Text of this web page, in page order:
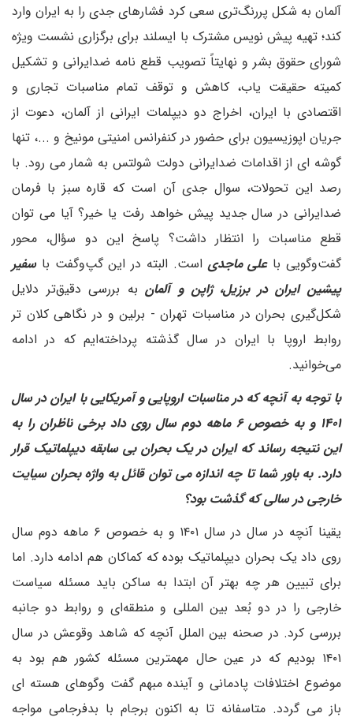
آلمان به شکل پررنگ‌تری سعی کرد فشارهای جدی را به ایران وارد
کند؛ تهیه پیش نویس مشترک با ایسلند برای برگزاری نشست ویژه
شورای حقوق بشر و نهایتاً تصویب قطع نامه ضدایرانی و تشکیل
کمیته حقیقت یاب، کاهش و توقف تمام مناسبات تجاری و
اقتصادی با ایران، اخراج دو دیپلمات ایرانی از آلمان، دعوت از
جریان اپوزیسیون برای حضور در کنفرانس امنیتی مونیخ و ...، تنها
گوشه ای از اقدامات ضدایرانی دولت شولتس به شمار می رود. با
رصد این تحولات، سوال جدی آن است که قاره سبز با فرمان
ضدایرانی در سال جدید پیش خواهد رفت یا خیر؟ آیا می توان
قطع مناسبات را انتظار داشت؟ پاسخ این دو سؤال، محور
گفت‌وگویی باعلی ماجدیاست. البته در این گپ‌و‌گفت با سفیر
پیشین ایران در برزیل، ژاپن و آلمانبه بررسی دقیق‌تر دلایل
شکل‌گیری بحران در مناسبات تهران - برلین و در نگاهی کلان تر
روابط اروپا با ایران در سال گذشته پرداخته‌ایم که در ادامه
می‌خوانید.
با توجه به آنچه که در مناسبات اروپایی و آمریکایی با ایران در سال
۱۴۰۱ و به خصوص ۶ ماهه دوم سال روی داد برخی ناظران را به
این نتیجه رساند که ایران در یک بحران بی سابقه دیپلماتیک قرار
دارد. به باور شما تا چه اندازه می توان قائل به واژه بحران سیایت
خارجی در سالی که گذشت بود؟
یقینا آنچه در سال در سال ۱۴۰۱ و به خصوص ۶ ماهه دوم سال
روی داد یک بحران دیپلماتیک بوده که کماکان هم ادامه دارد. اما
برای تبیین هر چه بهتر آن ابتدا به ساکن باید مسئله سیاست
خارجی را در دو بُعد بین المللی و منطقه‌ای و روابط دو جانبه
بررسی کرد. در صحنه بین الملل آنچه که شاهد وقوعش در سال
۱۴۰۱ بودیم که در عین حال مهمترین مسئله کشور هم بود به
موضوع اختلافات پادمانی و آینده مبهم گفت وگوهای هسته ای
باز می گردد. متاسفانه تا به اکنون برجام با بدفرجامی مواجه